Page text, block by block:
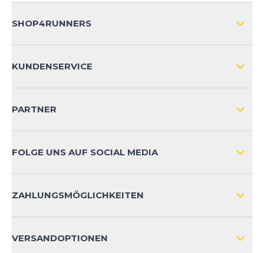
SHOP4RUNNERS
KUNDENSERVICE
KONTAKT
PRODUKTSICHERHEIT
PARTNER
FOLGE UNS AUF SOCIAL MEDIA
ZAHLUNGSMÖGLICHKEITEN
VERSANDOPTIONEN